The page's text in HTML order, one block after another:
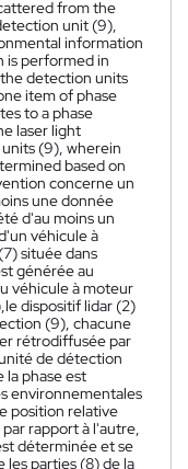
from the
unit (9),
information
is performed in
detection units
item of phase
to a phase
laser light
(9), wherein
based on
concerne un
une donnée
d'au moins un
véhicule à
située dans
générée au
véhicule à moteur
dispositif lidar (2)
(9), chacune
rétrodiffusée par
de détection
phase est
environnementales
position relative
rapport à l'autre,
déterminée et se
parties (8) de la